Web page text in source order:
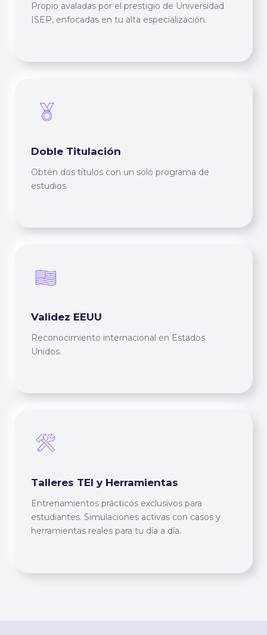
Propio avaladas por el prestigio de Universidad
ISEP, enfocadas en tu alta especialización.
Doble Titulación
Obtén dos títulos con un solo programa de
estudios.
Validez EEUU
Reconocimiento internacional en Estados
Unidos.
Talleres TEI y Herramientas
Entrenamientos prácticos exclusivos para
estudiantes. Simulaciones activas con casos y
herramientas reales para tu día a día.